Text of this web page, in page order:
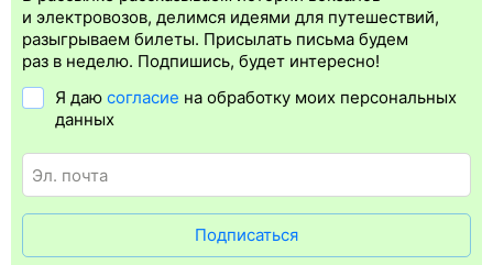
Электронная регистрацияпроизводитсясразупосле оплаты
билета.Электронная регистрация— это опция, которая
упрощает жизнь пассажиру. Её плюс в том, что не требуется
Электронная регистрация доступна почти для всех заказов,
исключение составляют поезда
личности, указанный в электронном ж/д билете. А в случае
посадочного купона.
и электровозов, делимся идеями для путешествий,
разыгрываем билеты. Присылать письма будем
раз в неделю. Подпишись, будет интересно!
Я даю согласие на обработку моих персональных
данных
Подписаться